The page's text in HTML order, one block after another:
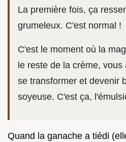
La première fois, ça
grumeleux. C'est normal !
C'est le moment où la
le reste de la crème,
se transformer et devenir
soyeuse. C'est ça,
Quand la ganache a tiédi